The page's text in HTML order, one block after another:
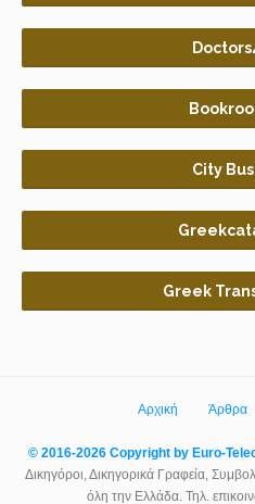
City
Greek
Αρχική Άρθρα
© 2016-2026 Copyright by Euro-
Δικηγόροι, Δικηγορικά Γραφεία,
όλη την Ελλάδα. Τηλ.